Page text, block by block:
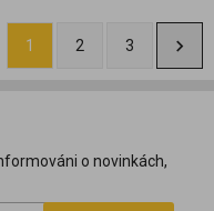
1 2 3
o novinkách,